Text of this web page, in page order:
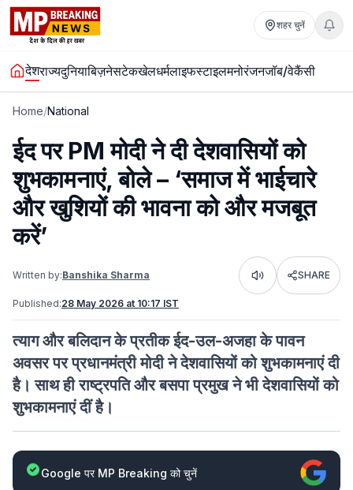
शहर चुनें
देशराज्यदुनियाबिज़नेसटेकखेलधर्मलाइफस्टाइलमनोरंजनजॉब/वेकैंसी
Home/National
ईद पर PM मोदी ने दी देशवासियों को
शुभकामनाएं, बोले – ‘समाज में भाईचारे
और खुशियों की भावना को और मजबूत
करें’
Written by:Banshika Sharma Listen SHARE
Published:28 May 2026 at 10:17 IST
त्याग और बलिदान के प्रतीक ईद-उल-अजहा के पावन
अवसर पर प्रधानमंत्री मोदी ने देशवासियों को शुभकामनाएं दी
है। साथ ही राष्ट्रपति और बसपा प्रमुख ने भी देशवासियों को
शुभकामनाएं दीं है।
Google पर MP Breaking को चुनें